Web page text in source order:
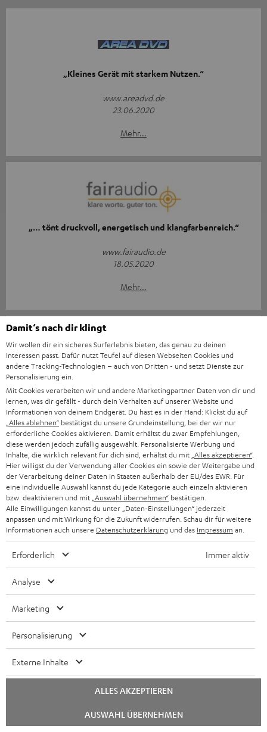
„Kleines Gerät mit starkem Nutzen.“
www.areadvd.de
23.06.2020
Mehr...
„… tönt druckvoll, energetisch und klangfarbenreich.“
www.fairaudio.de
18.05.2020
Mehr...
www.avguide.ch
15.09.2019
Mehr...
„… eine gute Lösung …“
07.03.2022
Zubehör
Notwendiges Zubehör ist im Lieferumfang
enthalten.
Damit‘s nach dir klingt
Wir wollen dir ein sicheres Surferlebnis bieten, das genau zu deinen
Interessen passt. Dafür nutzt Teufel auf diesen Webseiten Cookies und
andere Tracking-Technologien – auch von Dritten - und setzt Dienste zur
Personalisierung ein.
Mit Cookies verarbeiten wir und andere Marketingpartner Daten von dir und
lernen, was dir gefällt - durch dein Verhalten auf unserer Website und
Informationen von deinem Endgerät. Du hast es in der Hand: Klickst du auf
„Alles ablehnen“ bestätigst du unsere Grundeinstellung, bei der wir nur
erforderliche Cookies aktivieren. Damit erhältst du zwar Empfehlungen,
diese werden jedoch zufällig ausgewählt. Personalisierte Werbung und
Inhalte, die wirklich relevant für dich sind, erhältst du mit „Alles akzeptieren“.
Hier willigst du der Verwendung aller Cookies ein sowie der Weitergabe und
der Verarbeitung deiner Daten in Staaten außerhalb der EU/des EWR. Für
eine individuelle Auswahl kannst du jede Kategorie auch einzeln aktivieren
bzw. deaktivieren und mit „Auswahl übernehmen“ bestätigen.
Alle Einwilligungen kannst du unter „Daten-Einstellungen“ jederzeit
anpassen und mit Wirkung für die Zukunft widerrufen. Schau dir für weitere
Informationen auch unsere Datenschutzerklärung und das Impressum an.
Erforderlich Immer aktiv
Analyse
Marketing
Personalisierung
Externe Inhalte
ALLES AKZEPTIEREN
AUSWAHL ÜBERNEHMEN